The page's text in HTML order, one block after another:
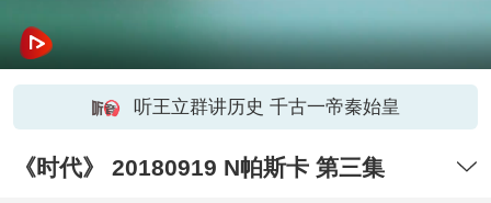
听王立群讲历史 千古一帝秦始皇
《时代》 20180919 N帕斯卡 第三集